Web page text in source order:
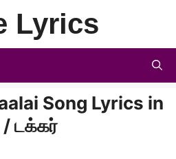
Lyrics
Song Lyrics in
டக்கர்